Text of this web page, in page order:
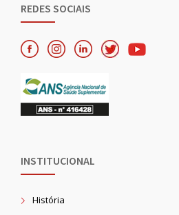
REDES SOCIAIS
INSTITUCIONAL
História